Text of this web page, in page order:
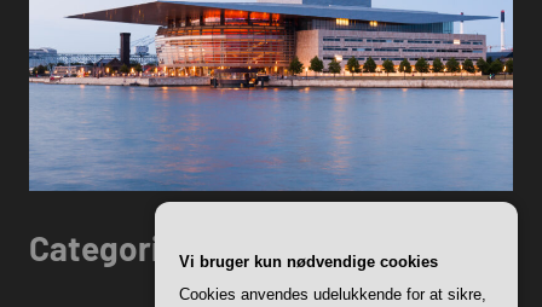
CategoriesVi bruger kun nødvendige cookies
Cookies anvendes udelukkende for at sikre,